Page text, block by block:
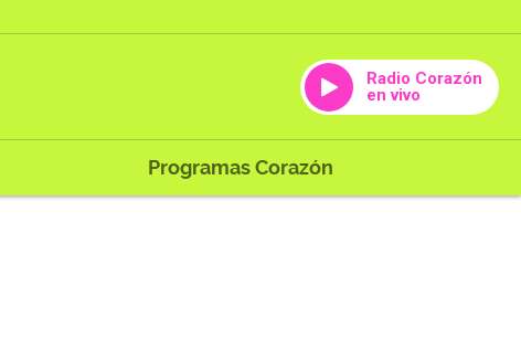
Radio Corazón
en vivo
Programas Corazón